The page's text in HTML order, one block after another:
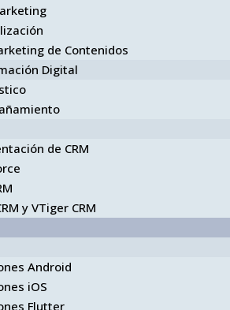
de Contenidos
Digital
de CRM
y VTiger CRM
Android
iOS
Flutter